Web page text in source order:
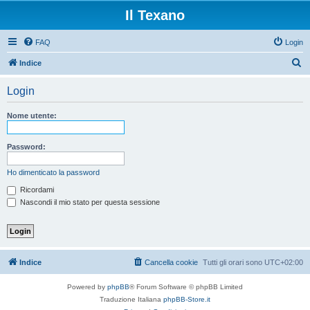
Il Texano
FAQ Login
Indice
Login
Nome utente:
Password:
Ho dimenticato la password
Ricordami
Nascondi il mio stato per questa sessione
Indice Tutti gli orari sono UTC+02:00
Cancella cookie
Powered by phpBB® Forum Software © phpBB Limited
Traduzione Italiana phpBB-Store.it